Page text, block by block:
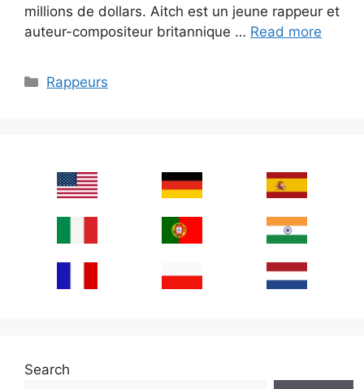
millions de dollars. Aitch est un jeune rappeur et
auteur-compositeur britannique … Read more
Categories
Rappeurs
Search